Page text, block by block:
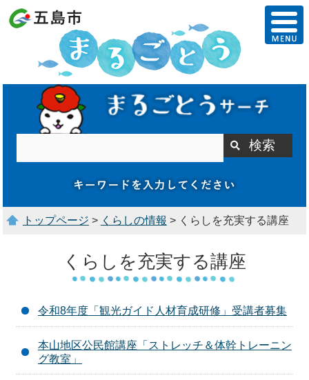
トップページ > くらしの情報 > くらしを充実する講座
くらしを充実する講座
令和8年度「観光ガイド人材育成研修」受講者募集
本山地区公民館講座「ストレッチ＆体幹トレーニン
グ教室」